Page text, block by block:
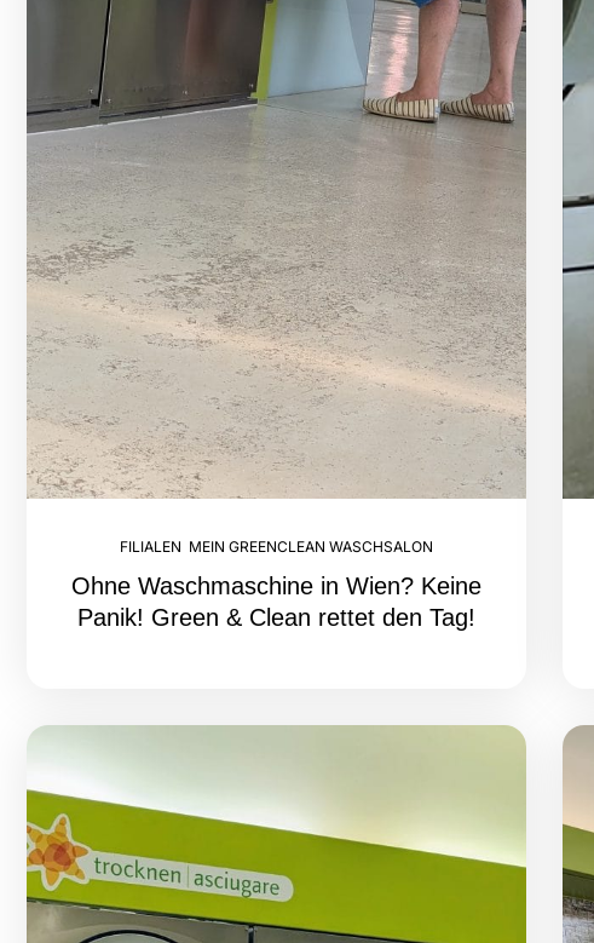
FILIALEN MEIN GREENCLEAN WASCHSALON
Ohne Waschmaschine in Wien? Keine
Panik! Green & Clean rettet den Tag!